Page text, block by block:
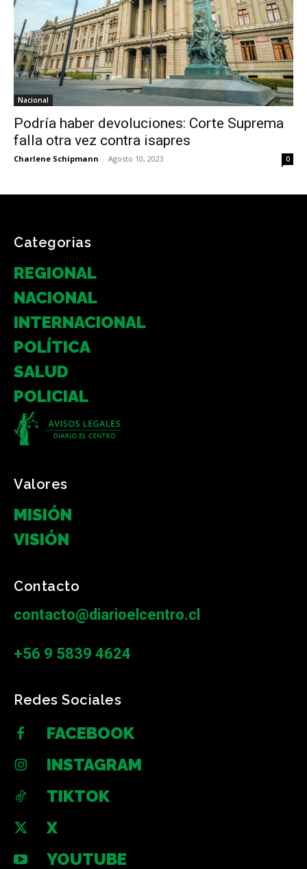
Nacional
Podría haber devoluciones: Corte Suprema
falla otra vez contra isapres
Charlene Schipmann - Agosto 10, 2023 0
Categorias
REGIONAL
NACIONAL
INTERNACIONAL
POLÍTICA
SALUD
POLICIAL
Valores
MISIÓN
VISIÓN
Contacto
contacto@diarioelcentro.cl
+56 9 5839 4624
Redes Sociales
FACEBOOK
INSTAGRAM
TIKTOK
X
YOUTUBE